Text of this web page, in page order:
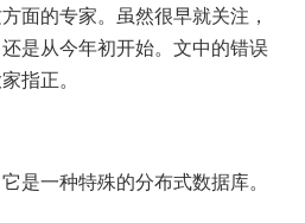
面的专家。虽然很早就关注，
是从今年初开始。文中的错误
指正。
是一种特殊的分布式数据库。